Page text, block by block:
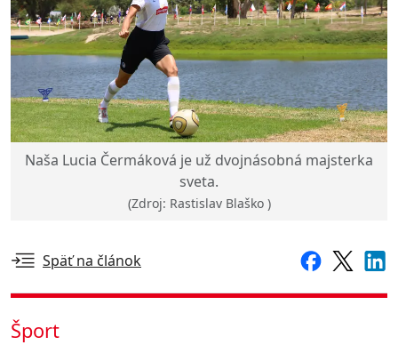
Naša Lucia Čermáková je už dvojnásobná majsterka
sveta.
(Zdroj: Rastislav Blaško )
Späť na článok
Šport